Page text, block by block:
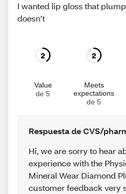
I wanted lip gloss that
doesn’t
2
Value
de 5
2
Meets
expectations
de 5
Respuesta de CVS/
Hi, we are sorry to hear
experience with the
Mineral Wear Diamond
customer feedback very